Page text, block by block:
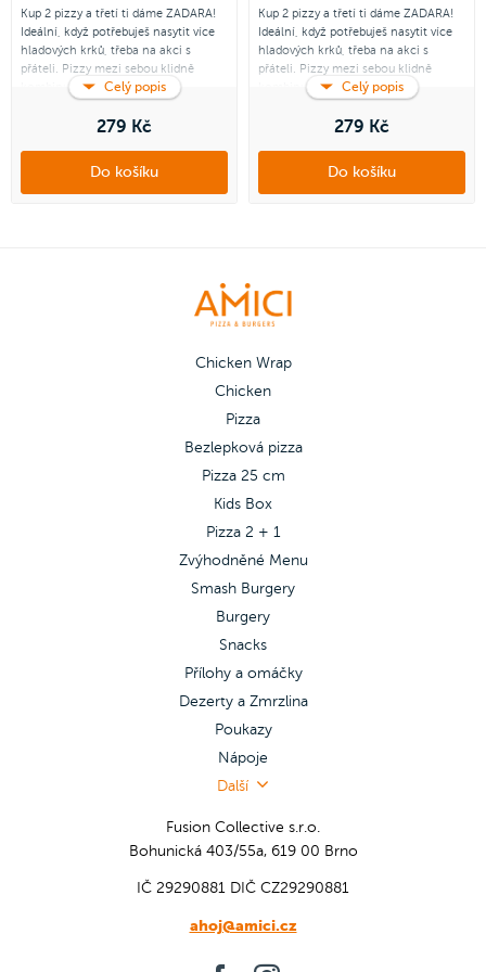
Kup 2 pizzy a třetí ti dáme ZADARA!
Ideální, když potřebuješ nasytit více
hladových krků, třeba na akci s
přáteli. Pizzy mezi sebou klidně
kombinuj podle svého gusta.
Platí pouze pro pizzu Double Cheese
Chicken Chorizo, Chicken Spinach.
Celý popis
279 Kč
Do košíku
Kup 2 pizzy a třetí ti dáme ZADARA!
Ideální, když potřebuješ nasytit více
hladových krků, třeba na akci s
přáteli. Pizzy mezi sebou klidně
kombinuj podle svého gusta.
Platí pouze pro pizzu Double Cheese
Chicken Chorizo, Chicken Spinach.
Celý popis
279 Kč
Do košíku
Chicken Wrap
Chicken
Pizza
Bezlepková pizza
Pizza 25 cm
Kids Box
Pizza 2 + 1
Zvýhodněné Menu
Smash Burgery
Burgery
Snacks
Přílohy a omáčky
Dezerty a Zmrzlina
Poukazy
Nápoje
Další
Fusion Collective s.r.o.
Bohunická 403/55a, 619 00 Brno
IČ 29290881 DIČ CZ29290881
ahoj@amici.cz